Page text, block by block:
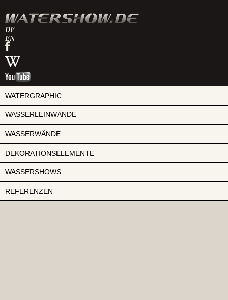
DE
EN
watershow
auf
facebook
watershow
bei
wikipedia
watershow
youtube
WATERGRAPHIC
WASSERLEINWÄNDE
WASSERWÄNDE
DEKORATIONSELEMENTE
WASSERSHOWS
REFERENZEN